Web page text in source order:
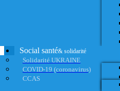
Social santé& solidarité
Solidarité UKRAINE
COVID-19 (coronavirus)
CCAS